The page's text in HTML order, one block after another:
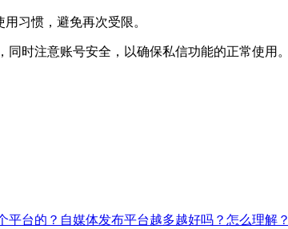
习惯，避免再次受限。
时注意账号安全，以确保私信功能的正常使用。
平台的？ 自媒体发布平台越多越好吗？怎么理解？